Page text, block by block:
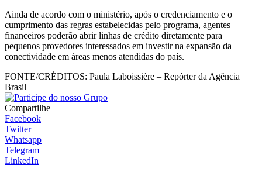
Ainda de acordo com o ministério, após o credenciamento e o
cumprimento das regras estabelecidas pelo programa, agentes
financeiros poderão abrir linhas de crédito diretamente para
pequenos provedores interessados em investir na expansão da
conectividade em áreas menos atendidas do país.
FONTE/CRÉDITOS: Paula Laboissière – Repórter da Agência
Brasil
Compartilhe
Facebook
Twitter
Whatsapp
Telegram
LinkedIn